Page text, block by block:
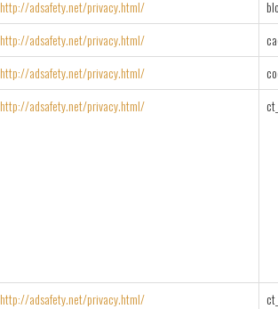
http://adsafety.net/privacy.html/
http://adsafety.net/privacy.html/
http://adsafety.net/privacy.html/
http://adsafety.net/privacy.html/
http://adsafety.net/privacy.html/